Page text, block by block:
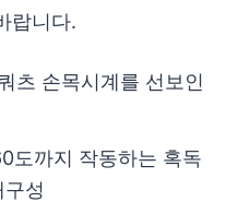
랍니다.
츠 손목시계를 선보인
도까지 작동하는 혹독
성